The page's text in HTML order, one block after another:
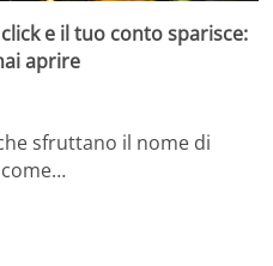
e il tuo conto sparisce:
aprire
sfruttano il nome di